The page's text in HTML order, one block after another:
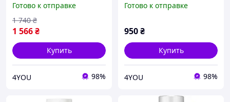
Rejuve Serum With Vit
С+Retinol 30 мл
Готово к отправке
1 566₴
1 740 ₴
Купить
4YOU 98%
Готово к отправке
950₴
Купить
4YOU 98%